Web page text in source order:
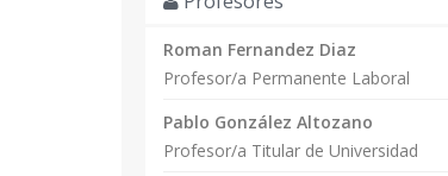
Roman Fernandez Diaz
Profesor/a Permanente Laboral
Pablo González Altozano
Profesor/a Titular de Universidad